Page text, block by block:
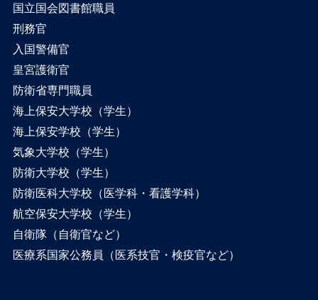
国立国会図書館職員
刑務官
入国警備官
皇宮護衛官
防衛省専門職員
海上保安大学校（学生）
海上保安学校（学生）
気象大学校（学生）
防衛大学校（学生）
防衛医科大学校（医学科・看護学科）
航空保安大学校（学生）
自衛隊（自衛官など）
医療系国家公務員（医系技官・検疫官など）